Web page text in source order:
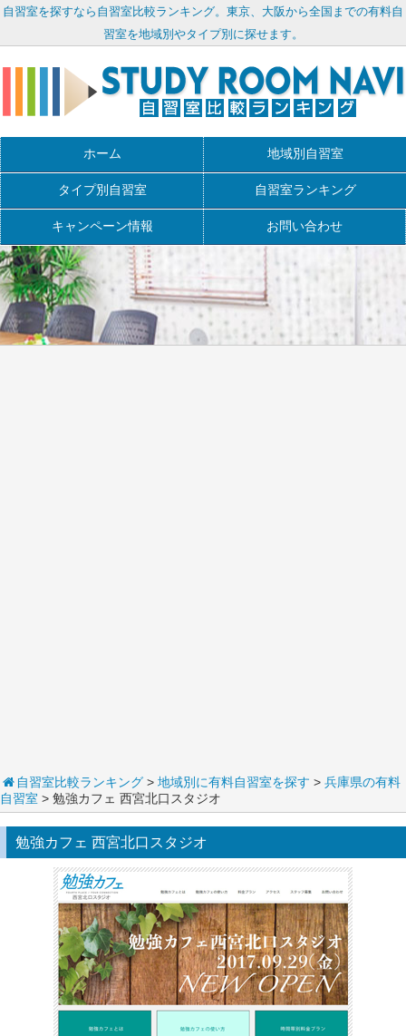
自習室を探すなら自習室比較ランキング。東京、大阪から全国までの有料自
習室を地域別やタイプ別に探せます。
ホーム 地域別自習室
タイプ別自習室 自習室ランキング
キャンペーン情報 お問い合わせ
自習室比較ランキング > 地域別に有料自習室を探す > 兵庫県の有料
自習室 > 勉強カフェ 西宮北口スタジオ
勉強カフェ 西宮北口スタジオ